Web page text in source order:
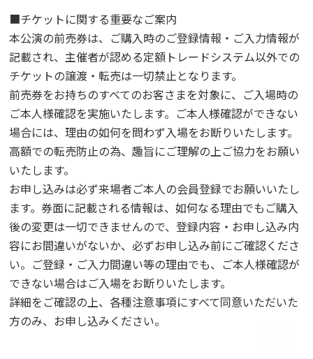
■チケットに関する重要なご案内
本公演の前売券は、ご購入時のご登録情報・ご入力情報が
記載され、主催者が認める定額トレードシステム以外での
チケットの譲渡・転売は一切禁止となります。
前売券をお持ちのすべてのお客さまを対象に、ご入場時の
ご本人様確認を実施いたします。ご本人様確認ができない
場合には、理由の如何を問わず入場をお断りいたします。
高額での転売防止の為、趣旨にご理解の上ご協力をお願い
いたします。
お申し込みは必ず来場者ご本人の会員登録でお願いいたし
ます。券面に記載される情報は、如何なる理由でもご購入
後の変更は一切できませんので、登録内容・お申し込み内
容にお間違いがないか、必ずお申し込み前にご確認くださ
い。ご登録・ご入力間違い等の理由でも、ご本人様確認が
できない場合はご入場をお断りいたします。
詳細をご確認の上、各種注意事項にすべて同意いただいた
方のみ、お申し込みください。